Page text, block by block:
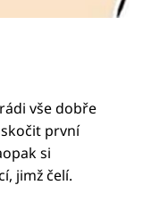
vše dobře
první
si
jimž čelí.